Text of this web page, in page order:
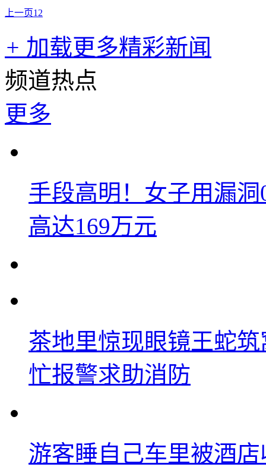
上一页1 2
+ 加载更多精彩新闻
频道热点
更多
手段高明！女子用漏
高达169万元
茶地里惊现眼镜王蛇
忙报警求助消防
游客睡自己车里被酒